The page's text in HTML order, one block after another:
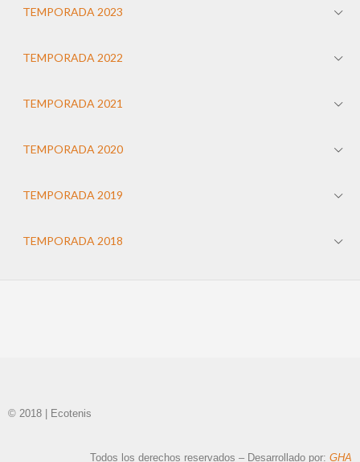
TEMPORADA 2023
TEMPORADA 2022
TEMPORADA 2021
TEMPORADA 2020
TEMPORADA 2019
TEMPORADA 2018
© 2018 | Ecotenis
Todos los derechos reservados – Desarrollado por: GHA